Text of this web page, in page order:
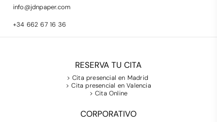
info@jdnpaper.com
+34 662 67 16 36
RESERVA TU CITA
> Cita presencial en Madrid
> Cita presencial en Valencia
> Cita Online
CORPORATIVO